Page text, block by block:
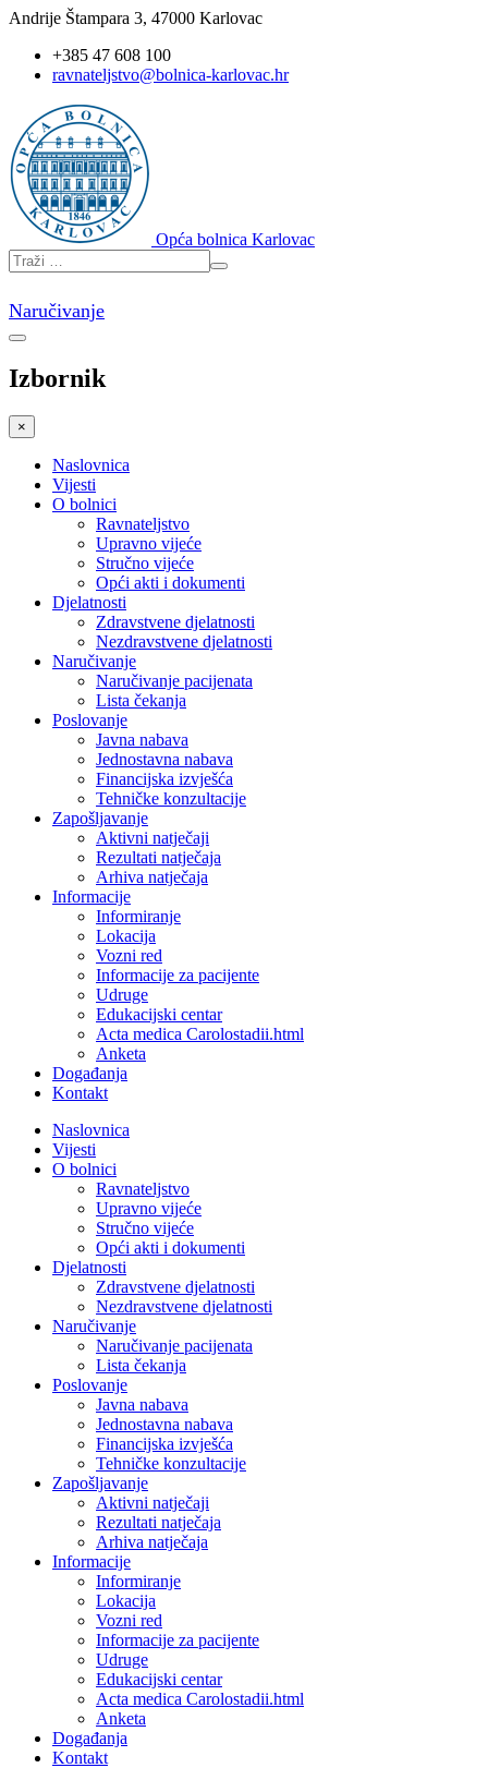
Andrije Štampara 3, 47000 Karlovac
+385 47 608 100
ravnateljstvo@bolnica-karlovac.hr
Opća bolnica Karlovac
Naručivanje
Izbornik
×
Naslovnica
Vijesti
O bolnici
Ravnateljstvo
Upravno vijeće
Stručno vijeće
Opći akti i dokumenti
Djelatnosti
Zdravstvene djelatnosti
Nezdravstvene djelatnosti
Naručivanje
Naručivanje pacijenata
Lista čekanja
Poslovanje
Javna nabava
Jednostavna nabava
Financijska izvješća
Tehničke konzultacije
Zapošljavanje
Aktivni natječaji
Rezultati natječaja
Arhiva natječaja
Informacije
Informiranje
Lokacija
Vozni red
Informacije za pacijente
Udruge
Edukacijski centar
Acta medica Carolostadii.html
Anketa
Događanja
Kontakt
Naslovnica
Vijesti
O bolnici
Ravnateljstvo
Upravno vijeće
Stručno vijeće
Opći akti i dokumenti
Djelatnosti
Zdravstvene djelatnosti
Nezdravstvene djelatnosti
Naručivanje
Naručivanje pacijenata
Lista čekanja
Poslovanje
Javna nabava
Jednostavna nabava
Financijska izvješća
Tehničke konzultacije
Zapošljavanje
Aktivni natječaji
Rezultati natječaja
Arhiva natječaja
Informacije
Informiranje
Lokacija
Vozni red
Informacije za pacijente
Udruge
Edukacijski centar
Acta medica Carolostadii.html
Anketa
Događanja
Kontakt